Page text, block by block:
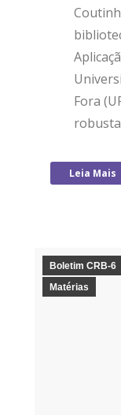
Fora
Leia Mais
Boletim CRB-6
Matérias